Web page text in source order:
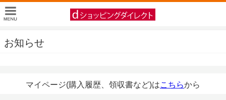
お知らせ
マイページ(購入履歴、領収書など)はこちらから